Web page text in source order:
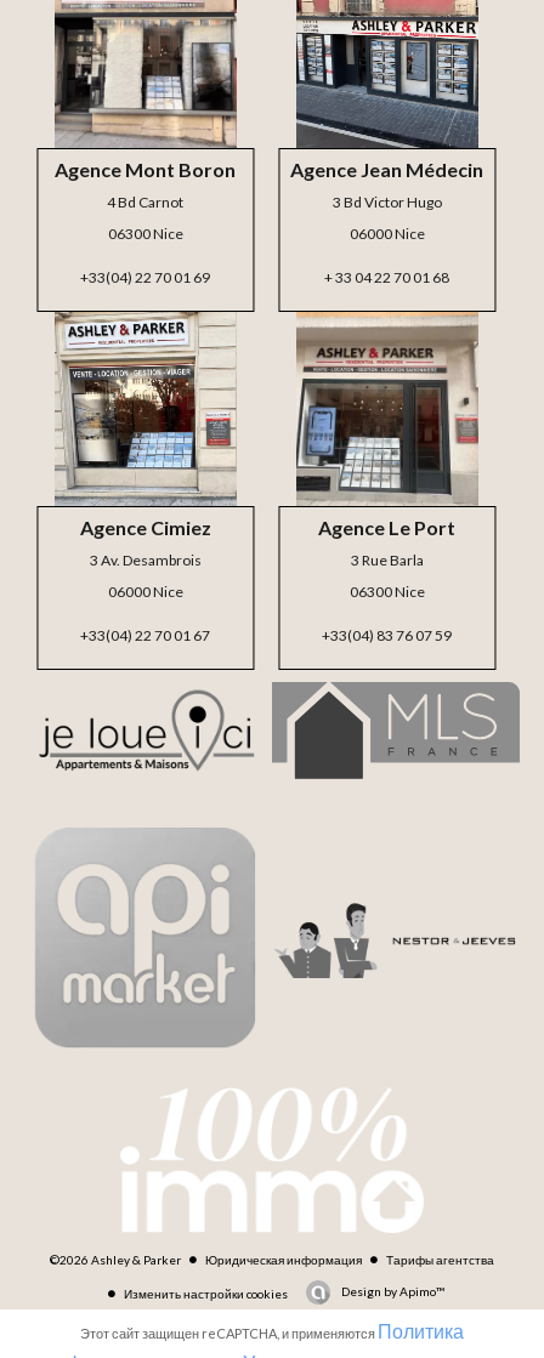
Agence Le Port
3 Rue Barla
06300 Nice
+33(04) 83 76 07 59
Agence Cimiez
3 Av. Desambrois
06000 Nice
+33(04) 22 70 01 67
Agence Jean Médecin
3 Bd Victor Hugo
06000 Nice
+ 33 04 22 70 01 68
Agence Mont Boron
4 Bd Carnot
06300 Nice
+33(04) 22 70 01 69
©2026 Ashley & Parker Юридическая информация Тарифы агентства
Изменить настройки cookies Design byApimo™
Этот сайт защищен reCAPTCHA, и применяются Политика